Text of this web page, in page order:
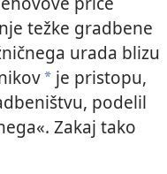
težke gradbene
urada blizu
a je pristopu,
podelil
Zakaj tako